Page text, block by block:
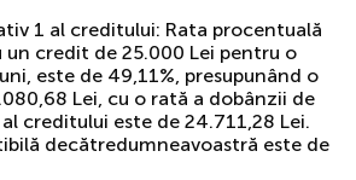
1 al creditului: Rata procentuală
un credit de 25.000 Lei pentru o
este de 49,11%, presupunând o
Lei, cu o rată a dobânzii de
creditului este de 24.711,28 Lei.
decătredumneavoastră este de